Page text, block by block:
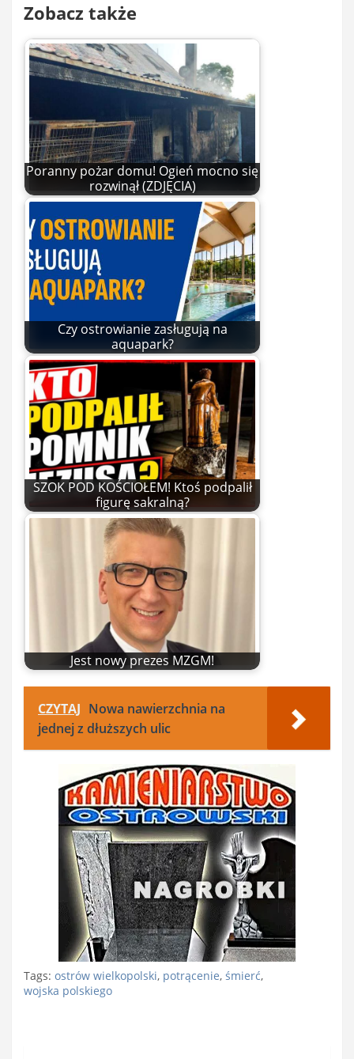
Zobacz także
Poranny pożar domu! Ogień mocno się
rozwinął (ZDJĘCIA)
Czy ostrowianie zasługują na
aquapark?
SZOK POD KOŚCIOŁEM! Ktoś podpalił
figurę sakralną?
Jest nowy prezes MZGM!
CZYTAJ Nowa nawierzchnia na
jednej z dłuższych ulic
Tags: ostrów wielkopolski, potrącenie, śmierć,
wojska polskiego